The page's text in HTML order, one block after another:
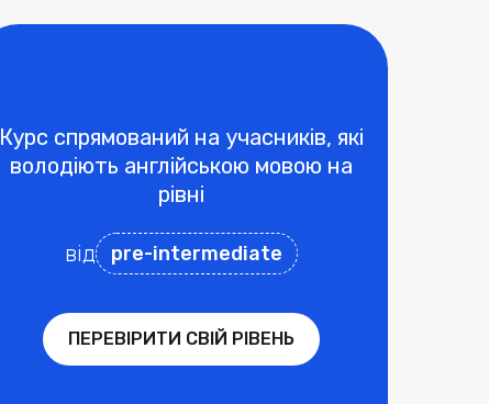
Курс спрямований на учасників, які
володіють англійською мовою на
рівні
від pre-intermediate
ПЕРЕВІРИТИ СВІЙ РІВЕНЬ